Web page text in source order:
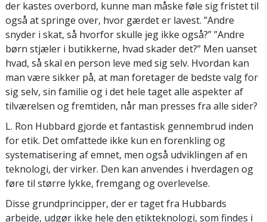
der kastes overbord, kunne man måske føle sig fristet til
også at springe over, hvor gærdet er lavest. ”Andre
snyder i skat, så hvorfor skulle jeg ikke også?” ”Andre
børn stjæler i butikkerne, hvad skader det?” Men uanset
hvad, så skal en person leve med sig selv. Hvordan kan
man være sikker på, at man foretager de bedste valg for
sig selv, sin familie og i det hele taget alle aspekter af
tilværelsen og fremtiden, når man presses fra alle sider?
L. Ron Hubbard gjorde et fantastisk gennembrud inden
for etik. Det omfattede ikke kun en forenkling og
systematisering af emnet, men også udviklingen af en
teknologi, der virker. Den kan anvendes i hverdagen og
føre til større lykke, fremgang og overlevelse.
Disse grundprincipper, der er taget fra Hubbards
arbejde, udgør ikke hele den etikteknologi, som findes i